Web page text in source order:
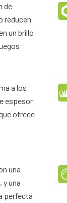
de
reducen
un brillo
a los
espesor
ofrece
una
y una
perfecta